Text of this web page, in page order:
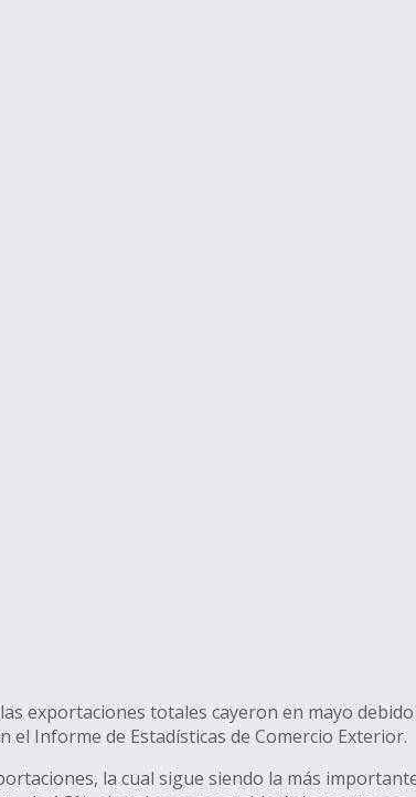
exportaciones totales cayeron en mayo
el Informe de Estadísticas de Comercio Exterior.
la cual sigue siendo la más